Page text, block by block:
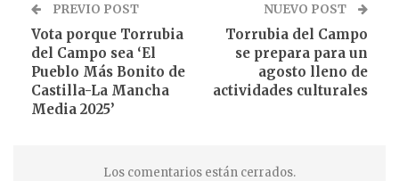
PREVIO POST
Vota porque Torrubia
del Campo sea ‘El
Pueblo Más Bonito de
Castilla-La Mancha
Media 2025’
NUEVO POST
Torrubia del Campo
se prepara para un
agosto lleno de
actividades culturales
Los comentarios están cerrados.